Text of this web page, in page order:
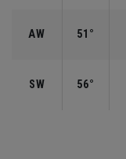
AW 51°
SW 56°